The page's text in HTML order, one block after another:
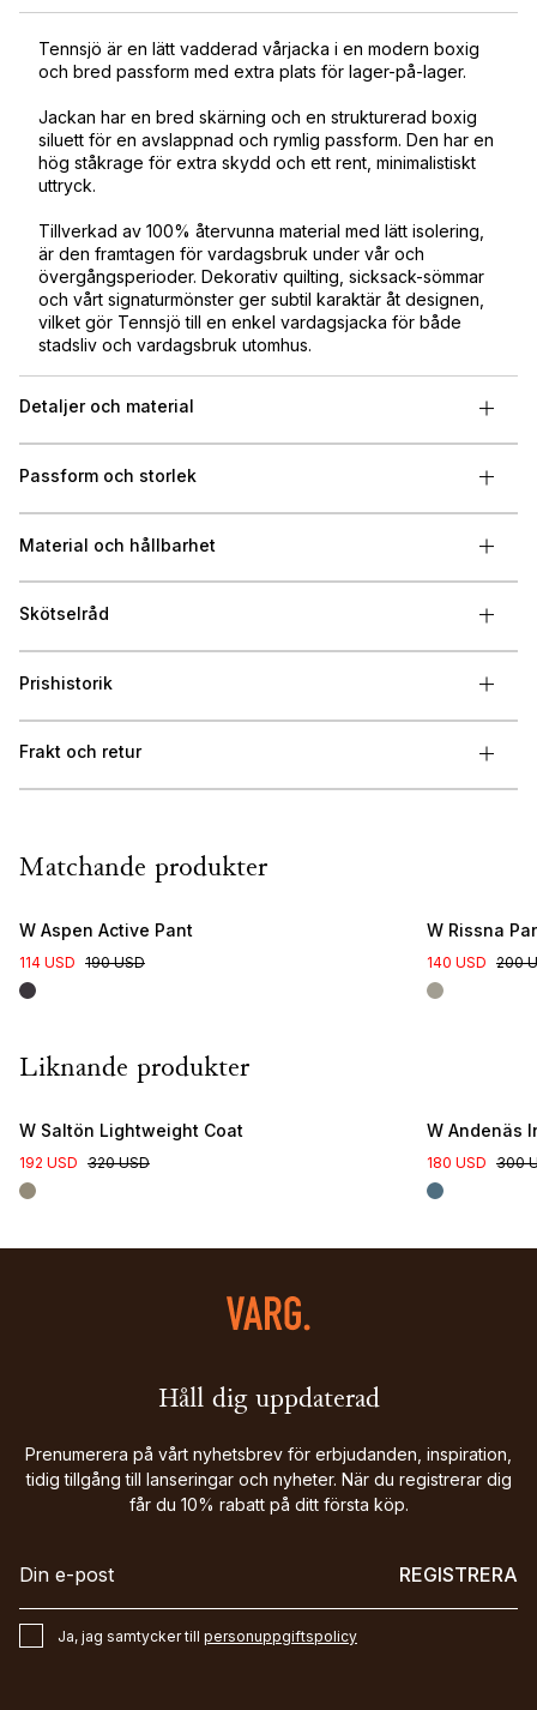
Tennsjö är en lätt vadderad vårjacka i en modern boxig
och bred passform med extra plats för lager-på-lager.
Jackan har en bred skärning och en strukturerad boxig
siluett för en avslappnad och rymlig passform. Den har en
hög ståkrage för extra skydd och ett rent, minimalistiskt
uttryck.
Tillverkad av 100% återvunna material med lätt isolering,
är den framtagen för vardagsbruk under vår och
övergångsperioder. Dekorativ quilting, sicksack-sömmar
och vårt signaturmönster ger subtil karaktär åt designen,
vilket gör Tennsjö till en enkel vardagsjacka för både
stadsliv och vardagsbruk utomhus.
Detaljer och material
Passform och storlek
Material och hållbarhet
Skötselråd
Prishistorik
Frakt och retur
Matchande produkter
W Aspen Active Pant
114 USD 190 USD
W Rissna
140 USD 200
Liknande produkter
W Saltön Lightweight Coat
192 USD 320 USD
W Andenäs
180 USD 300
Håll dig uppdaterad
Prenumerera på vårt nyhetsbrev för erbjudanden, inspiration,
tidig tillgång till lanseringar och nyheter. När du registrerar dig
får du 10% rabatt på ditt första köp.
REGISTRERA
Ja, jag samtycker till personuppgiftspolicy